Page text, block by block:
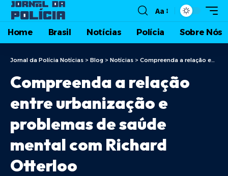
Aa
Home Brasil Notícias Polícia Sobre Nós
Jornal da Polícia Notícias > Blog > Notícias > Compreenda a relação entre urbanização e problemas de saúde mental com Richard Otterloo
Compreenda a relação
entre urbanização e
problemas de saúde
mental com Richard
Otterloo